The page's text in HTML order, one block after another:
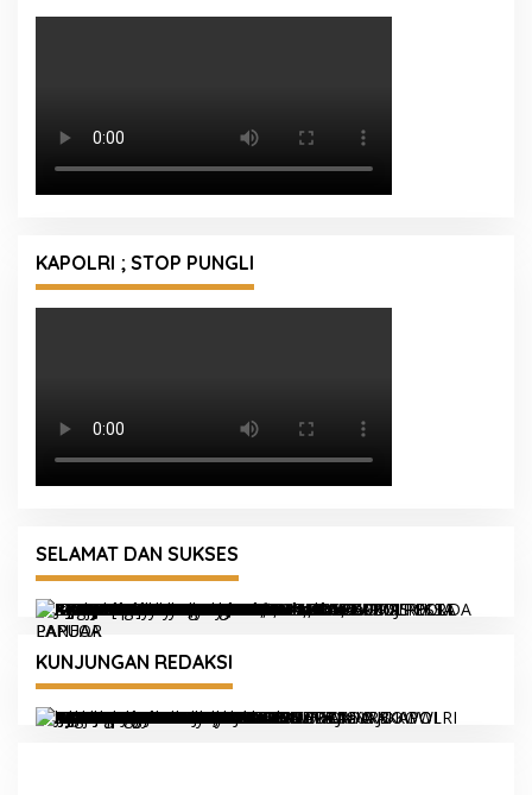
KAPOLRI ; STOP PUNGLI
SELAMAT DAN SUKSES
KUNJUNGAN REDAKSI